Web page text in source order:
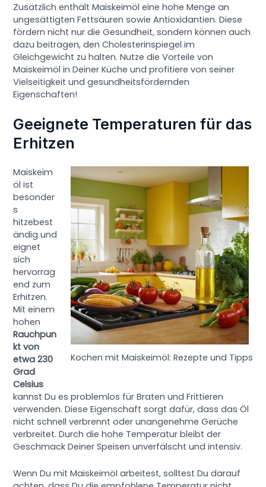
Zusätzlich enthält Maiskeimöl eine hohe Menge an
ungesättigten Fettsäuren sowie Antioxidantien. Diese
fördern nicht nur die Gesundheit, sondern können auch
dazu beitragen, den Cholesterinspiegel im
Gleichgewicht zu halten. Nutze die Vorteile von
Maiskeimöl in Deiner Küche und profitiere von seiner
Vielseitigkeit und gesundheitsfördernden
Eigenschaften!
Geeignete Temperaturen für das
Erhitzen
Kochen mit Maiskeimöl: Rezepte und Tipps
Maiskeim
öl ist
besonder
s
hitzebest
ändig und
eignet
sich
hervorrag
end zum
Erhitzen.
Mit einem
hohen
Rauchpun
kt von
etwa 230
Grad
Celsius
kannst Du es problemlos für Braten und Frittieren
verwenden. Diese Eigenschaft sorgt dafür, dass das Öl
nicht schnell verbrennt oder unangenehme Gerüche
verbreitet. Durch die hohe Temperatur bleibt der
Geschmack Deiner Speisen unverfälscht und intensiv.
Wenn Du mit Maiskeimöl arbeitest, solltest Du darauf